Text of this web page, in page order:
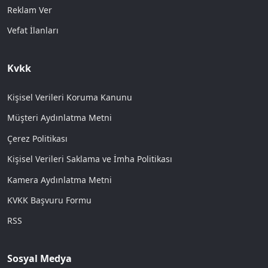
Reklam Ver
Vefat İlanları
Kvkk
Kişisel Verileri Koruma Kanunu
Müşteri Aydınlatma Metni
Çerez Politikası
Kişisel Verileri Saklama ve İmha Politikası
Kamera Aydınlatma Metni
KVKK Başvuru Formu
RSS
Sosyal Medya